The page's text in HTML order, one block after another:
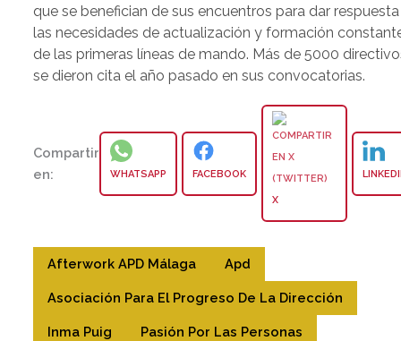
que se benefician de sus encuentros para dar
las necesidades de actualización y formación
de las primeras líneas de mando. Más de 5000
se dieron cita el año pasado en sus convocatorias.
Compartir
en:
WHATSAPP FACEBOOK
X
Afterwork APD Málaga Apd
Asociación Para El Progreso De La Dirección
Inma Puig Pasión Por Las Personas